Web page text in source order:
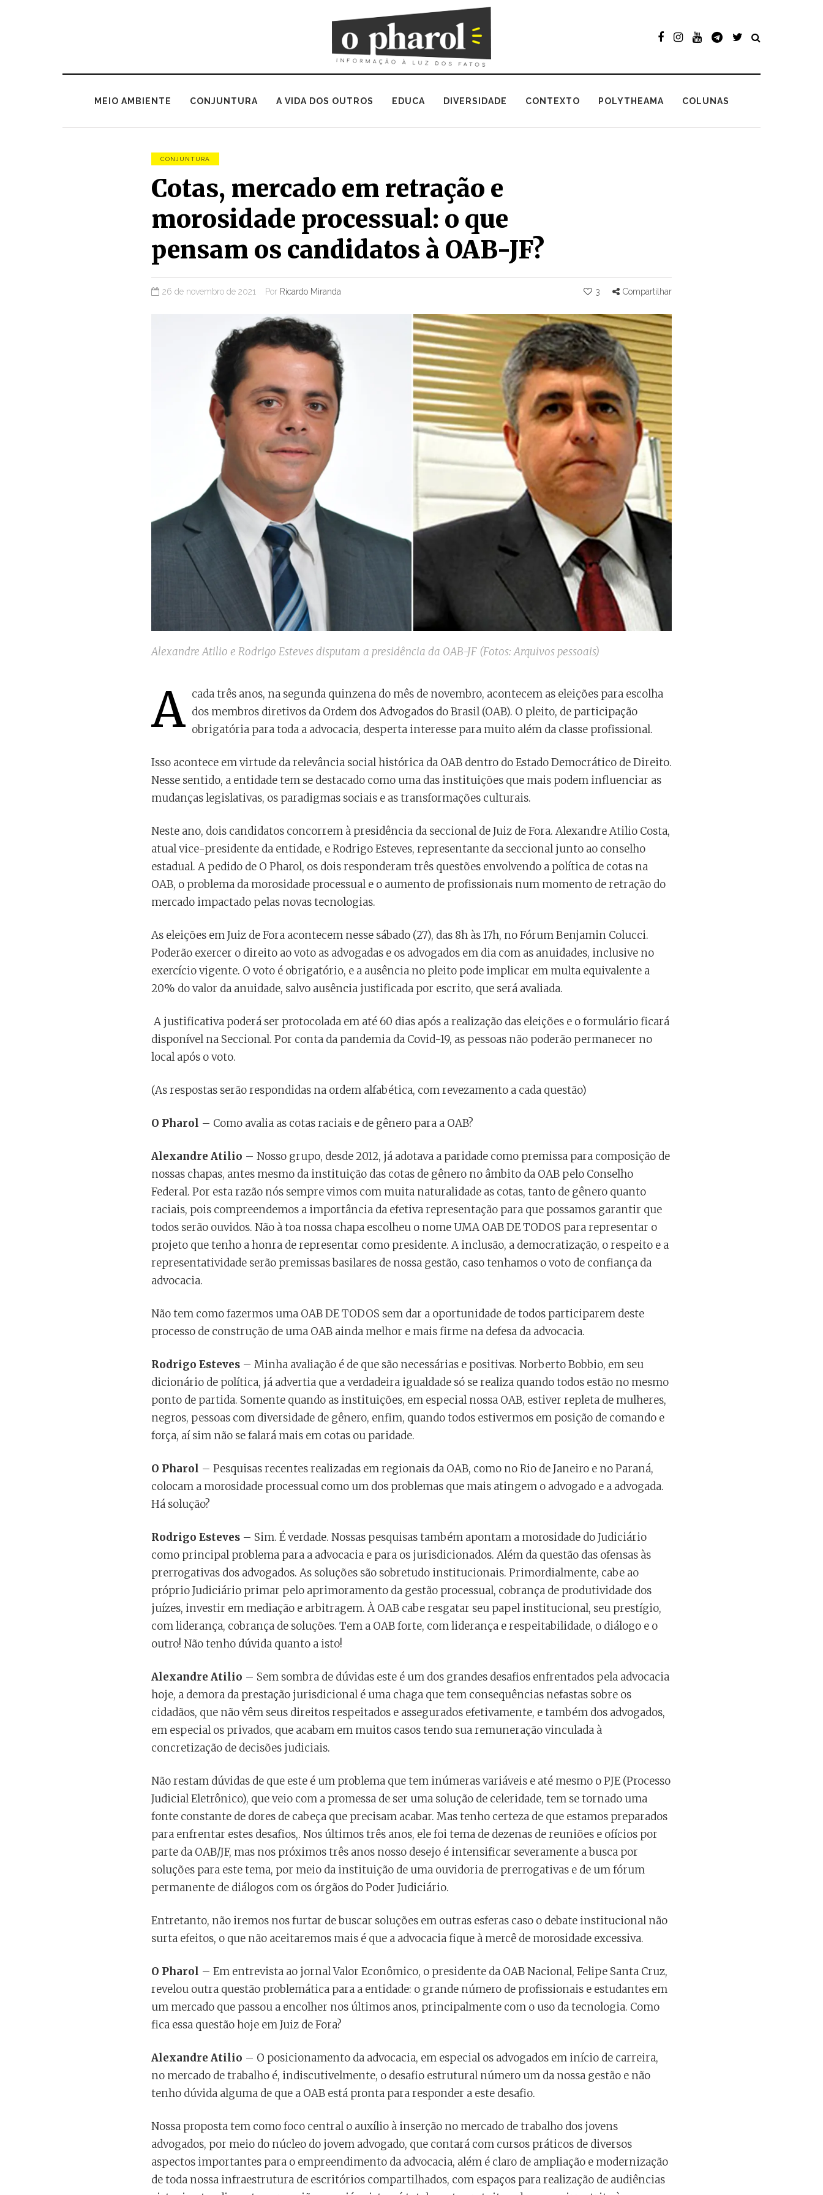
MEIO AMBIENTE CONJUNTURA A VIDA DOS OUTROS EDUCA DIVERSIDADE CONTEXTO POLYTHEAMA COLUNAS
CONJUNTURA
Cotas, mercado em retração e
morosidade processual: o que
pensam os candidatos à OAB-JF?
26 de novembro de 2021 Por Ricardo Miranda 3 Compartilhar
Alexandre Atilio e Rodrigo Esteves disputam a presidência da OAB-JF (Fotos: Arquivos pessoais)
A cada três anos, na segunda quinzena do mês de novembro, acontecem as eleições para escolha
dos membros diretivos da Ordem dos Advogados do Brasil (OAB). O pleito, de participação
obrigatória para toda a advocacia, desperta interesse para muito além da classe profissional.
Isso acontece em virtude da relevância social histórica da OAB dentro do Estado Democrático de Direito.
Nesse sentido, a entidade tem se destacado como uma das instituições que mais podem influenciar as
mudanças legislativas, os paradigmas sociais e as transformações culturais.
Neste ano, dois candidatos concorrem à presidência da seccional de Juiz de Fora. Alexandre Atilio Costa,
atual vice-presidente da entidade, e Rodrigo Esteves, representante da seccional junto ao conselho
estadual. A pedido de O Pharol, os dois responderam três questões envolvendo a política de cotas na
OAB, o problema da morosidade processual e o aumento de profissionais num momento de retração do
mercado impactado pelas novas tecnologias.
As eleições em Juiz de Fora acontecem nesse sábado (27), das 8h às 17h, no Fórum Benjamin Colucci.
Poderão exercer o direito ao voto as advogadas e os advogados em dia com as anuidades, inclusive no
exercício vigente. O voto é obrigatório, e a ausência no pleito pode implicar em multa equivalente a
20% do valor da anuidade, salvo ausência justificada por escrito, que será avaliada.
A justificativa poderá ser protocolada em até 60 dias após a realização das eleições e o formulário ficará
disponível na Seccional. Por conta da pandemia da Covid-19, as pessoas não poderão permanecer no
local após o voto.
(As respostas serão respondidas na ordem alfabética, com revezamento a cada questão)
O Pharol – Como avalia as cotas raciais e de gênero para a OAB?
Alexandre Atilio – Nosso grupo, desde 2012, já adotava a paridade como premissa para composição de
nossas chapas, antes mesmo da instituição das cotas de gênero no âmbito da OAB pelo Conselho
Federal. Por esta razão nós sempre vimos com muita naturalidade as cotas, tanto de gênero quanto
raciais, pois compreendemos a importância da efetiva representação para que possamos garantir que
todos serão ouvidos. Não à toa nossa chapa escolheu o nome UMA OAB DE TODOS para representar o
projeto que tenho a honra de representar como presidente. A inclusão, a democratização, o respeito e a
representatividade serão premissas basilares de nossa gestão, caso tenhamos o voto de confiança da
advocacia.
Não tem como fazermos uma OAB DE TODOS sem dar a oportunidade de todos participarem deste
processo de construção de uma OAB ainda melhor e mais firme na defesa da advocacia.
Rodrigo Esteves – Minha avaliação é de que são necessárias e positivas. Norberto Bobbio, em seu
dicionário de política, já advertia que a verdadeira igualdade só se realiza quando todos estão no mesmo
ponto de partida. Somente quando as instituições, em especial nossa OAB, estiver repleta de mulheres,
negros, pessoas com diversidade de gênero, enfim, quando todos estivermos em posição de comando e
força, aí sim não se falará mais em cotas ou paridade.
O Pharol – Pesquisas recentes realizadas em regionais da OAB, como no Rio de Janeiro e no Paraná,
colocam a morosidade processual como um dos problemas que mais atingem o advogado e a advogada.
Há solução?
Rodrigo Esteves – Sim. É verdade. Nossas pesquisas também apontam a morosidade do Judiciário
como principal problema para a advocacia e para os jurisdicionados. Além da questão das ofensas às
prerrogativas dos advogados. As soluções são sobretudo institucionais. Primordialmente, cabe ao
próprio Judiciário primar pelo aprimoramento da gestão processual, cobrança de produtividade dos
juízes, investir em mediação e arbitragem. À OAB cabe resgatar seu papel institucional, seu prestígio,
com liderança, cobrança de soluções. Tem a OAB forte, com liderança e respeitabilidade, o diálogo e o
outro! Não tenho dúvida quanto a isto!
Alexandre Atilio – Sem sombra de dúvidas este é um dos grandes desafios enfrentados pela advocacia
hoje, a demora da prestação jurisdicional é uma chaga que tem consequências nefastas sobre os
cidadãos, que não vêm seus direitos respeitados e assegurados efetivamente, e também dos advogados,
em especial os privados, que acabam em muitos casos tendo sua remuneração vinculada à
concretização de decisões judiciais.
Não restam dúvidas de que este é um problema que tem inúmeras variáveis e até mesmo o PJE (Processo
Judicial Eletrônico), que veio com a promessa de ser uma solução de celeridade, tem se tornado uma
fonte constante de dores de cabeça que precisam acabar. Mas tenho certeza de que estamos preparados
para enfrentar estes desafios,. Nos últimos três anos, ele foi tema de dezenas de reuniões e ofícios por
parte da OAB/JF, mas nos próximos três anos nosso desejo é intensificar severamente a busca por
soluções para este tema, por meio da instituição de uma ouvidoria de prerrogativas e de um fórum
permanente de diálogos com os órgãos do Poder Judiciário.
Entretanto, não iremos nos furtar de buscar soluções em outras esferas caso o debate institucional não
surta efeitos, o que não aceitaremos mais é que a advocacia fique à mercê de morosidade excessiva.
O Pharol – Em entrevista ao jornal Valor Econômico, o presidente da OAB Nacional, Felipe Santa Cruz,
revelou outra questão problemática para a entidade: o grande número de profissionais e estudantes em
um mercado que passou a encolher nos últimos anos, principalmente com o uso da tecnologia. Como
fica essa questão hoje em Juiz de Fora?
Alexandre Atilio – O posicionamento da advocacia, em especial os advogados em início de carreira,
no mercado de trabalho é, indiscutivelmente, o desafio estrutural número um da nossa gestão e não
tenho dúvida alguma de que a OAB está pronta para responder a este desafio.
Nossa proposta tem como foco central o auxílio à inserção no mercado de trabalho dos jovens
advogados, por meio do núcleo do jovem advogado, que contará com cursos práticos de diversos
aspectos importantes para o empreendimento da advocacia, além é claro de ampliação e modernização
de toda nossa infraestrutura de escritórios compartilhados, com espaços para realização de audiências